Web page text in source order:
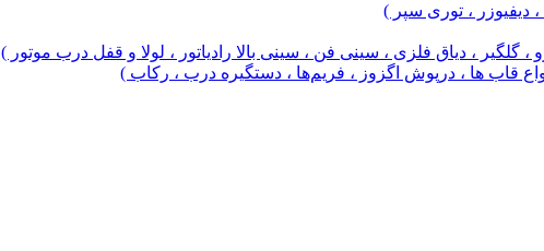
دیفیوزر ، توری سپر )
گلگیر ، دیاق فلزی ، سینی فن ، سینی بالا رادیاتور ، لولا و قفل درب موتور )
قاب ها ، درپوش اگزوز ، فریم‌ها ، دستگیره درب ، رکاب )